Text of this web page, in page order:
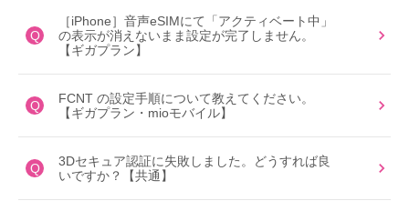
Q
［iPhone］音声eSIMにて「アクティベート中」
の表示が消えないまま設定が完了しません。
【ギガプラン】
Q
FCNT の設定手順について教えてください。
【ギガプラン・mioモバイル】
Q
3Dセキュア認証に失敗しました。どうすれば良
いですか？【共通】